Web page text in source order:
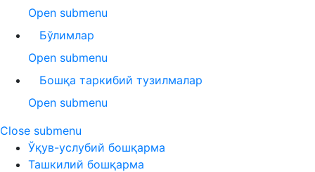
Open submenu
Бўлимлар
Open submenu
Бошқа таркибий тузилмалар
Open submenu
Close submenu
Ўқув-услубий бошқарма
Ташкилий бошқарма